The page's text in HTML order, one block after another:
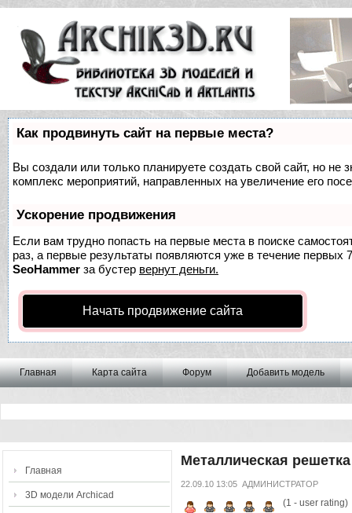
Как продвинуть сайт на первые места?
Вы создали или только планируете создать свой сайт, но не
комплекс мероприятий, направленных на увеличение его
Ускорение продвижения
Если вам трудно попасть на первые места в поиске
раз, а первые результаты появляются уже в течение первых
SeoHammer за бустер вернут деньги.
Начать продвижение сайта
Главная Карта сайта Форум Добавить модель
Главная
3D модели Archicad
Металлическая решетка
22.09.10 13:05 АДМИНИСТРАТОР
(1 - user rating)